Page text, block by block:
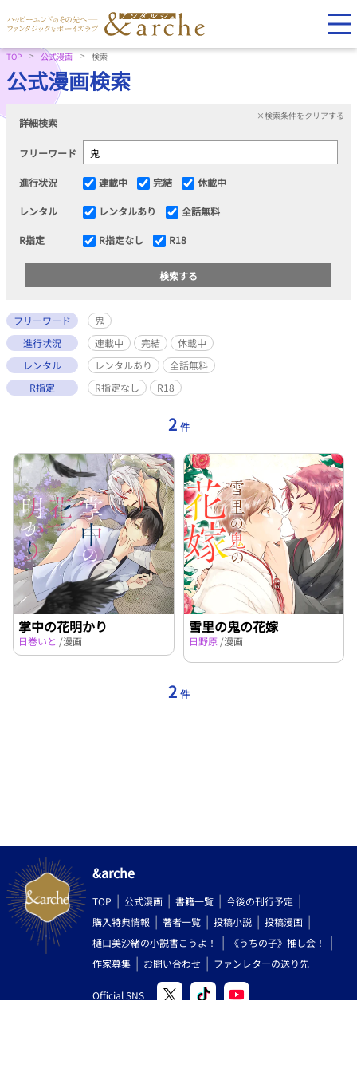
TOP 公式漫画 検索
公式漫画検索
詳細検索
×検索条件をクリアする
フリーワード
進行状況 連載中 完結 休載中
レンタル レンタルあり 全話無料
R指定 R指定なし R18
フリーワード
鬼
進行状況
連載中 完結
休載中
レンタル
レンタルあり
全話無料
R指定
R指定なし R18
2 件
掌中の花明かり
日巻いと /漫画
雪里の鬼の花嫁
日野原 /漫画
2 件
&arche
TOP 公式漫画 書籍一覧
今後の刊行予定
購入特典情報
著者一覧 投稿小説
投稿漫画
樋口美沙緒の小説書こうよ！
《うちの子》推し会！
作家募集
お問い合わせ ファンレターの送り先
Official SNS